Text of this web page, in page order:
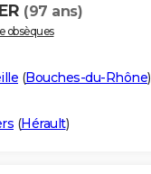
(97 ans)
obsèques
(Bouches-du-Rhône)
(Hérault)